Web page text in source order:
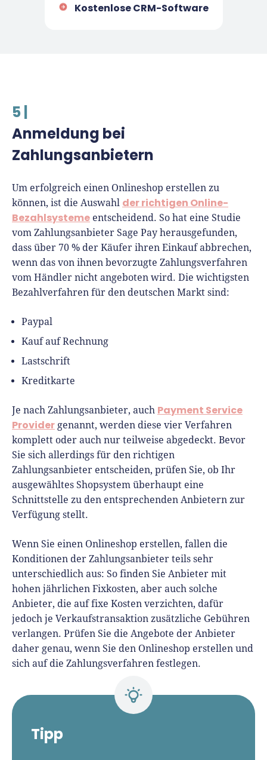
Kostenlose CRM-Software
5 |
Anmeldung bei
Zahlungsanbietern
Um erfolgreich einen Onlineshop erstellen zu
können, ist die Auswahl der richtigen Online-
Bezahlsysteme entscheidend. So hat eine Studie
vom Zahlungsanbieter Sage Pay herausgefunden,
dass über 70 % der Käufer ihren Einkauf abbrechen,
wenn das von ihnen bevorzugte Zahlungsverfahren
vom Händler nicht angeboten wird. Die wichtigsten
Bezahlverfahren für den deutschen Markt sind:
Paypal
Kauf auf Rechnung
Lastschrift
Kreditkarte
Je nach Zahlungsanbieter, auch Payment Service
Provider genannt, werden diese vier Verfahren
komplett oder auch nur teilweise abgedeckt. Bevor
Sie sich allerdings für den richtigen
Zahlungsanbieter entscheiden, prüfen Sie, ob Ihr
ausgewähltes Shopsystem überhaupt eine
Schnittstelle zu den entsprechenden Anbietern zur
Verfügung stellt.
Wenn Sie einen Onlineshop erstellen, fallen die
Konditionen der Zahlungsanbieter teils sehr
unterschiedlich aus: So finden Sie Anbieter mit
hohen jährlichen Fixkosten, aber auch solche
Anbieter, die auf fixe Kosten verzichten, dafür
jedoch je Verkaufstransaktion zusätzliche Gebühren
verlangen. Prüfen Sie die Angebote der Anbieter
daher genau, wenn Sie den Onlineshop erstellen und
sich auf die Zahlungsverfahren festlegen.
Tipp